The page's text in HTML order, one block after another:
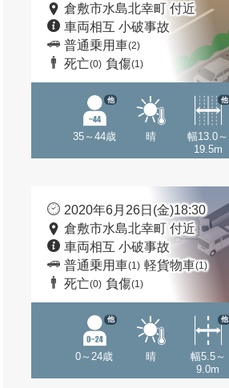
倉敷市水島北幸町 付近
車両相互 小破事故
普通乗用車(2)
死亡(0) 負傷(1)
35～44歳
他
晴
幅13.0～
19.5m
他
2020年6月26日(金)18:30
倉敷市水島北幸町 付近
車両相互 小破事故
普通乗用車(1) 軽貨物車(1)
死亡(0) 負傷(1)
0～24歳
他
晴
幅5.5～
9.0m
他